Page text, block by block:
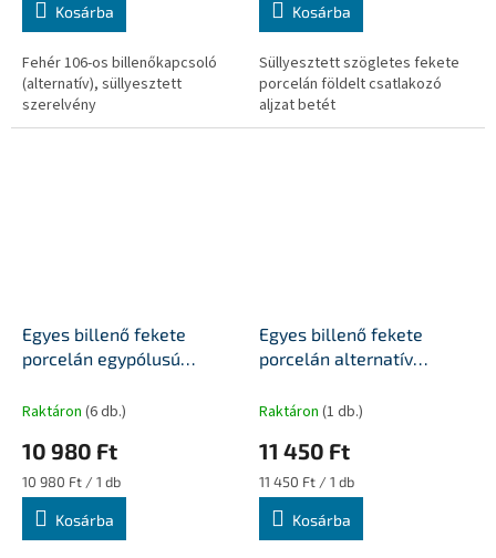
Kosárba
Fehér 106-os billenőkapcsoló
(alternatív), süllyesztett
szerelvény
Kosárba
Süllyesztett szögletes fekete
porcelán földelt csatlakozó
aljzat betét
Egyes billenő fekete
porcelán egypólusú
Raktáron (6 db.)
10 980 Ft
Egységár:
10 980 Ft / 1 db
Kosárba
Egyes billenő fekete
porcelán alternatív
Raktáron (1 db.)
11 450 Ft
Egységár:
11 450 Ft / 1 db
Kosárba